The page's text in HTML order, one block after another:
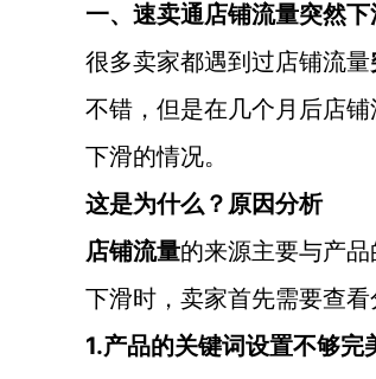
一、速卖通店铺流量突然下
很多卖家都遇到过店铺流量
不错，但是在几个月后店
下滑的情况。
这是为什么？原因分析
店铺流量的来源主要与产
下滑时，卖家首先需要查看
1.产品的关键词设置不够完